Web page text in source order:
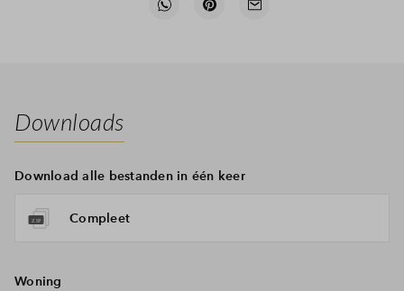
Downloads
Download alle bestanden in één keer
Compleet
Woning